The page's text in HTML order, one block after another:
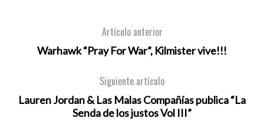
Artículo anterior
Warhawk “Pray For War”, Kilmister vive!!!
Siguiente artículo
Lauren Jordan & Las Malas Compañías publica “La
Senda de los justos Vol III”